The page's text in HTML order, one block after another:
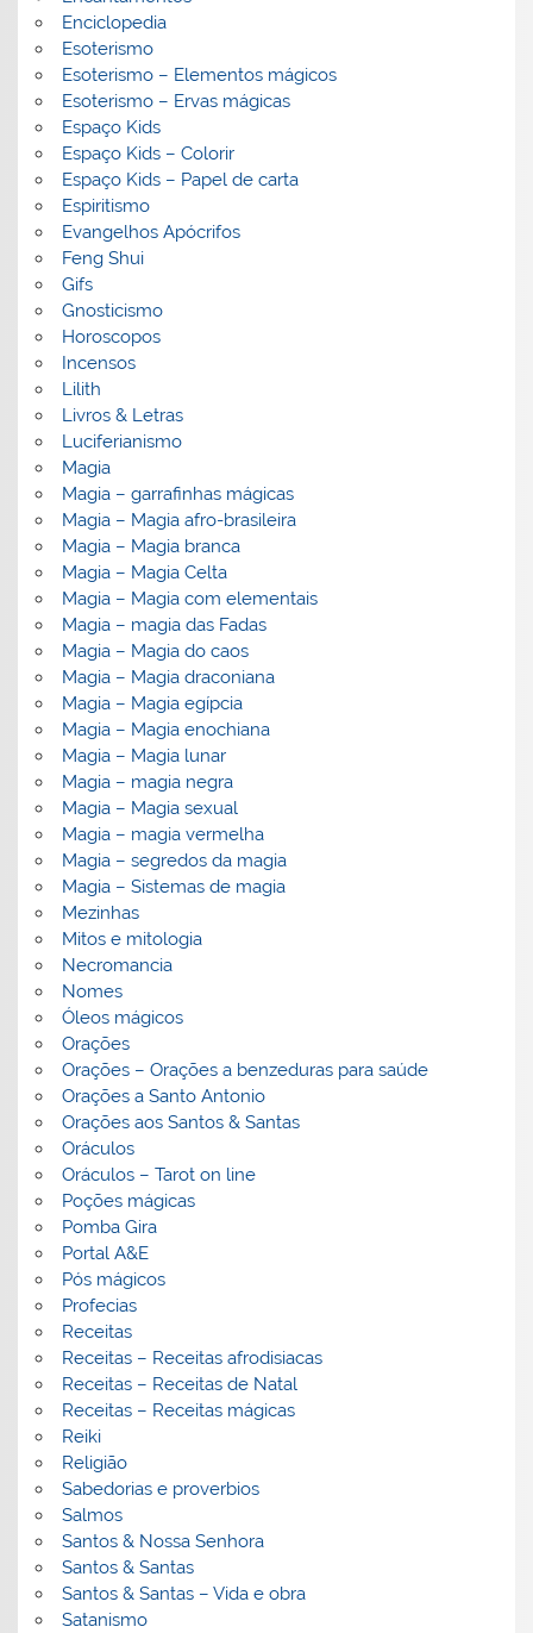
Enciclopedia
Esoterismo
Esoterismo – Elementos mágicos
Esoterismo – Ervas mágicas
Espaço Kids
Espaço Kids – Colorir
Espaço Kids – Papel de carta
Espiritismo
Evangelhos Apócrifos
Feng Shui
Gifs
Gnosticismo
Horoscopos
Incensos
Lilith
Livros & Letras
Luciferianismo
Magia
Magia – garrafinhas mágicas
Magia – Magia afro-brasileira
Magia – Magia branca
Magia – Magia Celta
Magia – Magia com elementais
Magia – magia das Fadas
Magia – Magia do caos
Magia – Magia draconiana
Magia – Magia egípcia
Magia – Magia enochiana
Magia – Magia lunar
Magia – magia negra
Magia – Magia sexual
Magia – magia vermelha
Magia – segredos da magia
Magia – Sistemas de magia
Mezinhas
Mitos e mitologia
Necromancia
Nomes
Óleos mágicos
Orações
Orações – Orações a benzeduras para saúde
Orações a Santo Antonio
Orações aos Santos & Santas
Oráculos
Oráculos – Tarot on line
Poções mágicas
Pomba Gira
Portal A&E
Pós mágicos
Profecias
Receitas
Receitas – Receitas afrodisiacas
Receitas – Receitas de Natal
Receitas – Receitas mágicas
Reiki
Religião
Sabedorias e proverbios
Salmos
Santos & Nossa Senhora
Santos & Santas
Santos & Santas – Vida e obra
Satanismo